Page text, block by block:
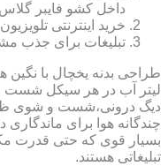
داخل کشو فایبر گلاس
خرید اینترنتی
تبلیغات برای جذب
طراحی بدنه یخچال با
لیتر آب در هر سیکل شست
چندگانه هوا برای ماندگاری
بسیار قوی که حتی قدرت
تبلیغاتی هستند.